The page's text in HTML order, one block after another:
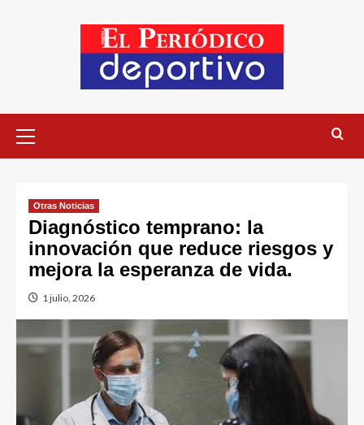
Otras Noticias
Diagnóstico temprano: la
innovación que reduce riesgos y
mejora la esperanza de vida.
1 julio, 2026